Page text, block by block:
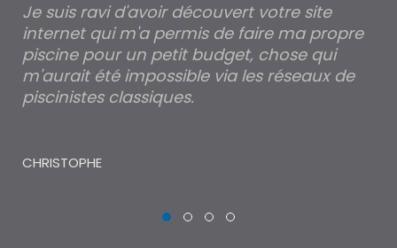
Je suis ravi d'avoir découvert votre site
internet qui m'a permis de faire ma propre
piscine pour un petit budget, chose qui
m'aurait été impossible via les réseaux de
piscinistes classiques.
CHRISTOPHE